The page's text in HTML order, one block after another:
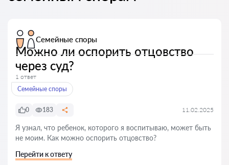
Семейные споры
Можно ли оспорить отцовство
через суд?
1 ответ
Семейные споры
0 183 11.02.2025
Я узнал, что ребенок, которого я воспитываю, может быть
не моим. Как можно оспорить отцовство?
Перейти к ответу